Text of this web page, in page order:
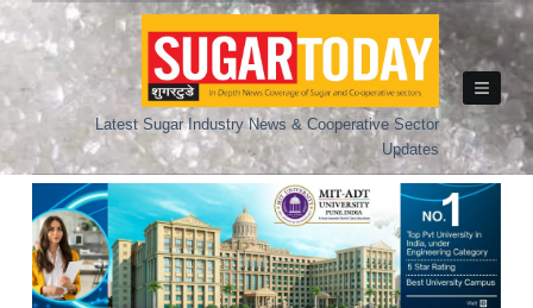
Skip
to
Latest Sugar Industry News & Cooperative Sector
Updates